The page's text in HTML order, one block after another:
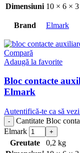
Dimensiuni 10 × 6 ×
Brand Elmark
Compară
Adaugă la favorite
Bloc contacte
Elmark
Autentifică-te ca să
Cantitate Bloc
Elmark
Greutate
0,2 kg